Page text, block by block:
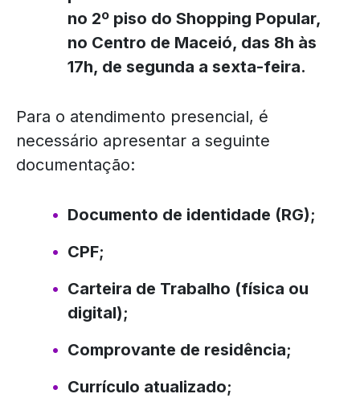
no 2º piso do Shopping Popular,
no Centro de Maceió, das 8h às
17h, de segunda a sexta-feira.
Para o atendimento presencial, é
necessário apresentar a seguinte
documentação:
Documento de identidade (RG);
CPF;
Carteira de Trabalho (física ou
digital);
Comprovante de residência;
Currículo atualizado;